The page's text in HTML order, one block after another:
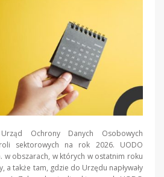
Ochrony Danych Osobowych
sektorowych na rok 2026. UODO
w obszarach, w których w ostatnim roku
a także tam, gdzie do Urzędu napływały